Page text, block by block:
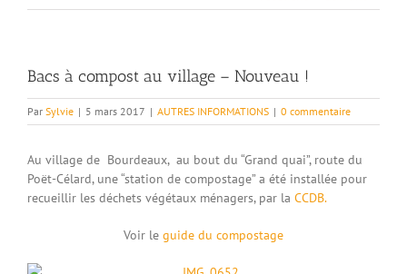
Bacs à compost au village – Nouveau !
Par Sylvie | 5 mars 2017 | AUTRES INFORMATIONS | 0 commentaire
Au village de Bourdeaux, au bout du “Grand quai”, route du
Poët-Célard, une “station de compostage” a été installée pour
recueillir les déchets végétaux ménagers, par la CCDB.
Voir le guide du compostage